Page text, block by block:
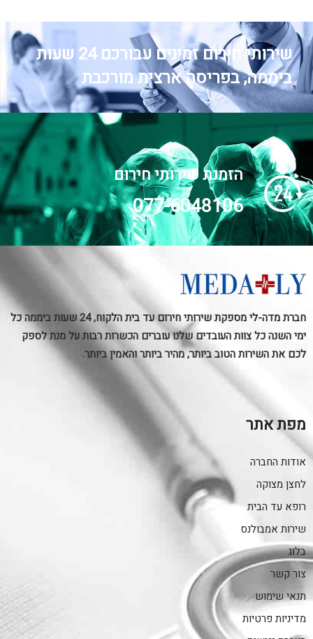
שירותי חירום זמינים עבורכם 24 שעות
ביממה, בפריסה ארצית מורכבת
הזמנת שירותי חירום
077-6048106
חברת מדה-לי מספקת שירותי חירום עד בית הלקוח, 24 שעות ביממה כל
ימי השנה כל צוות העובדים שלנו עוברים הכשרות רבות על מנת לספק
לכם את השירות הטוב ביותר, מהיר ביותר והאמין ביותר.
מפת אתר
אודות החברה
לחצן מצוקה
רופא עד הבית
שירות אמבולנס
בלוג
צור קשר
תנאי שימוש
מדיניות פרטיות